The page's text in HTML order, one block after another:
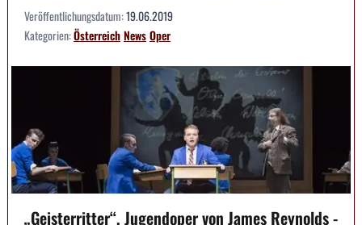
Veröffentlichungsdatum:19.06.2019
Kategorien:ÖsterreichNewsOper
„Geisterritter“, Jugendoper von James Reynolds -